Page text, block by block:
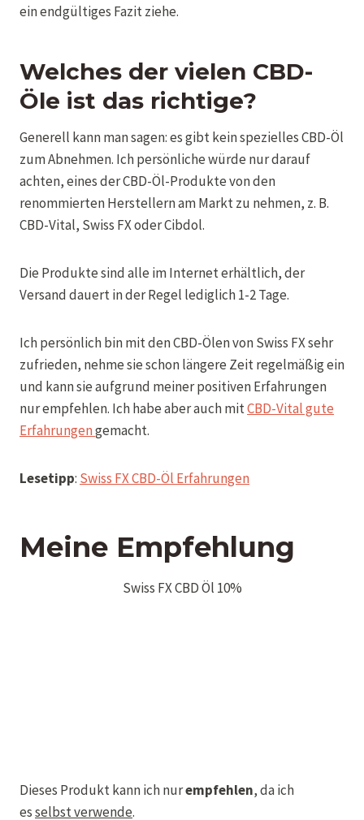
ein endgültiges Fazit ziehe.
Welches der vielen CBD-
Öle ist das richtige?
Generell kann man sagen: es gibt kein spezielles CBD-Öl
zum Abnehmen. Ich persönliche würde nur darauf
achten, eines der CBD-Öl-Produkte von den
renommierten Herstellern am Markt zu nehmen, z. B.
CBD-Vital, Swiss FX oder Cibdol.
Die Produkte sind alle im Internet erhältlich, der
Versand dauert in der Regel lediglich 1-2 Tage.
Ich persönlich bin mit den CBD-Ölen von Swiss FX sehr
zufrieden, nehme sie schon längere Zeit regelmäßig ein
und kann sie aufgrund meiner positiven Erfahrungen
nur empfehlen. Ich habe aber auch mitCBD-Vital gute
Erfahrungengemacht.
Lesetipp: Swiss FX CBD-Öl Erfahrungen
Meine Empfehlung
Swiss FX CBD Öl 10%
Dieses Produkt kann ich nurempfehlen, da ich
esselbst verwende.